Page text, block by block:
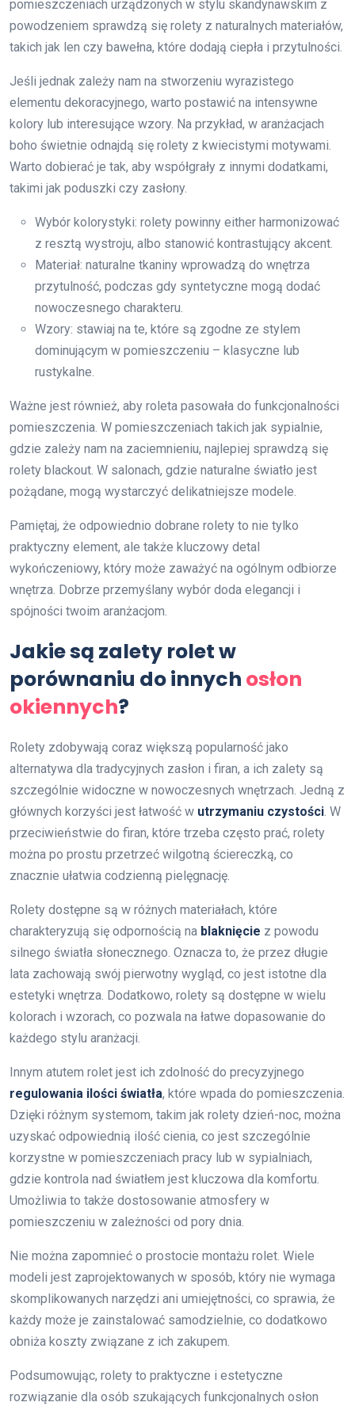
pomieszczeniach urządzonych w stylu skandynawskim z
powodzeniem sprawdzą się rolety z naturalnych materiałów,
takich jak len czy bawełna, które dodają ciepła i przytulności.
Jeśli jednak zależy nam na stworzeniu wyrazistego
elementu dekoracyjnego, warto postawić na intensywne
kolory lub interesujące wzory. Na przykład, w aranżacjach
boho świetnie odnajdą się rolety z kwiecistymi motywami.
Warto dobierać je tak, aby współgrały z innymi dodatkami,
takimi jak poduszki czy zasłony.
Wybór kolorystyki: rolety powinny either harmonizować
z resztą wystroju, albo stanowić kontrastujący akcent.
Materiał: naturalne tkaniny wprowadzą do wnętrza
przytulność, podczas gdy syntetyczne mogą dodać
nowoczesnego charakteru.
Wzory: stawiaj na te, które są zgodne ze stylem
dominującym w pomieszczeniu – klasyczne lub
rustykalne.
Ważne jest również, aby roleta pasowała do funkcjonalności
pomieszczenia. W pomieszczeniach takich jak sypialnie,
gdzie zależy nam na zaciemnieniu, najlepiej sprawdzą się
rolety blackout. W salonach, gdzie naturalne światło jest
pożądane, mogą wystarczyć delikatniejsze modele.
Pamiętaj, że odpowiednio dobrane rolety to nie tylko
praktyczny element, ale także kluczowy detal
wykończeniowy, który może zaważyć na ogólnym odbiorze
wnętrza. Dobrze przemyślany wybór doda elegancji i
spójności twoim aranżacjom.
Jakie są zalety rolet w
porównaniu do innych osłon
okiennych?
Rolety zdobywają coraz większą popularność jako
alternatywa dla tradycyjnych zasłon i firan, a ich zalety są
szczególnie widoczne w nowoczesnych wnętrzach. Jedną z
głównych korzyści jest łatwość w utrzymaniu czystości. W
przeciwieństwie do firan, które trzeba często prać, rolety
można po prostu przetrzeć wilgotną ściereczką, co
znacznie ułatwia codzienną pielęgnację.
Rolety dostępne są w różnych materiałach, które
charakteryzują się odpornością na blaknięcie z powodu
silnego światła słonecznego. Oznacza to, że przez długie
lata zachowają swój pierwotny wygląd, co jest istotne dla
estetyki wnętrza. Dodatkowo, rolety są dostępne w wielu
kolorach i wzorach, co pozwala na łatwe dopasowanie do
każdego stylu aranżacji.
Innym atutem rolet jest ich zdolność do precyzyjnego
regulowania ilości światła, które wpada do pomieszczenia.
Dzięki różnym systemom, takim jak rolety dzień-noc, można
uzyskać odpowiednią ilość cienia, co jest szczególnie
korzystne w pomieszczeniach pracy lub w sypialniach,
gdzie kontrola nad światłem jest kluczowa dla komfortu.
Umożliwia to także dostosowanie atmosfery w
pomieszczeniu w zależności od pory dnia.
Nie można zapomnieć o prostocie montażu rolet. Wiele
modeli jest zaprojektowanych w sposób, który nie wymaga
skomplikowanych narzędzi ani umiejętności, co sprawia, że
każdy może je zainstalować samodzielnie, co dodatkowo
obniża koszty związane z ich zakupem.
Podsumowując, rolety to praktyczne i estetyczne
rozwiązanie dla osób szukających funkcjonalnych osłon